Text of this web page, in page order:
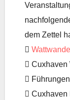
dem Zettel

 Cuxhaven

 Cuxhaven